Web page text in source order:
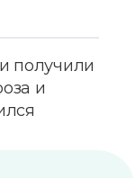
получили
и